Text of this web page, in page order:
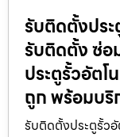
รับติดตั้งปร
รับติดตั้ง ซ่อ
ประตูรั้วอัตโ
ถูก พร้อมบริ
รับติดตั้งประตูรั้ว